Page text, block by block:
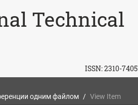
Technical
ISSN:2310-7405
одним файлом View Item